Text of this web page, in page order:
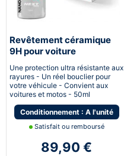
Revêtement céramique
9H pour voiture
Une protection ultra résistante aux
rayures - Un réel bouclier pour
votre véhicule - Convient aux
voitures et motos - 50ml
Conditionnement : A l'unité
Satisfait ou remboursé
89,90 €